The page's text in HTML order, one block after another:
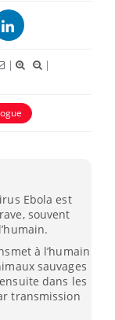
|
|
Ebola est
souvent
à l’humain
sauvages
dans les
transmission